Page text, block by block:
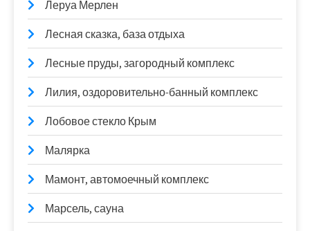
Леруа Мерлен
Лесная сказка, база отдыха
Лесные пруды, загородный комплекс
Лилия, оздоровительно-банный комплекс
Лобовое стекло Крым
Малярка
Мамонт, автомоечный комплекс
Марсель, сауна